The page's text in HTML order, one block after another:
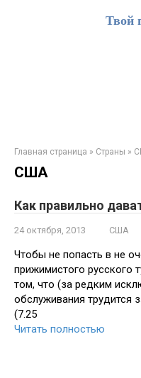
Твой
Главная страница » Страны »
США
Как правильно
24 октября, 2013 США
Чтобы не попасть в не
прижимистого русского
том, что (за редким
обслуживания трудится
(7.25
Читать полностью